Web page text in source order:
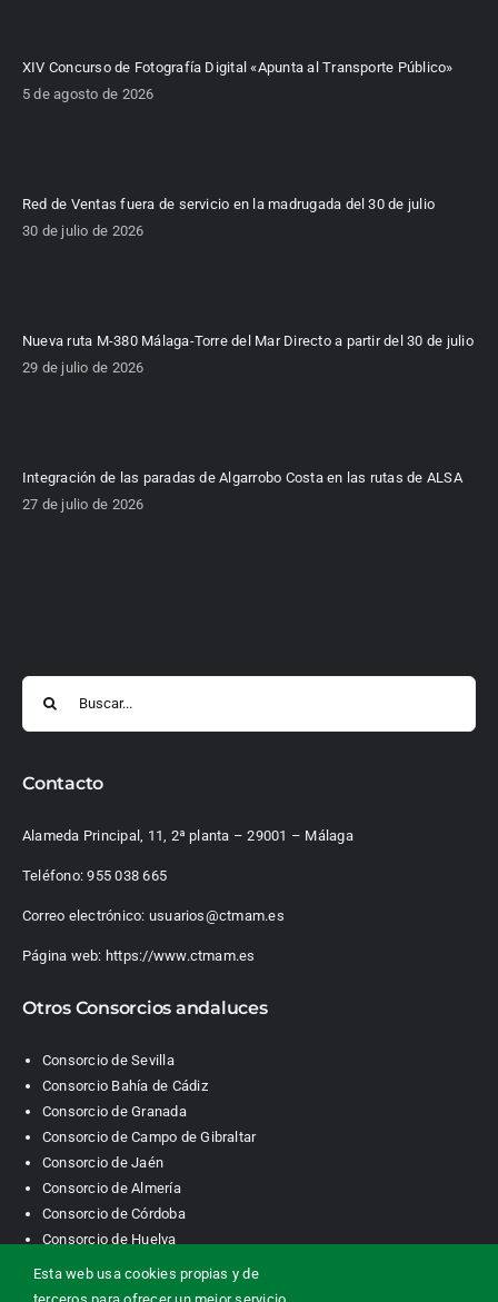
XIV Concurso de Fotografía Digital «Apunta al Transporte Público»
5 de agosto de 2026
Red de Ventas fuera de servicio en la madrugada del 30 de julio
30 de julio de 2026
Nueva ruta M-380 Málaga-Torre del Mar Directo a partir del 30 de julio
29 de julio de 2026
Integración de las paradas de Algarrobo Costa en las rutas de ALSA
27 de julio de 2026
Buscar:
Contacto
Alameda Principal, 11, 2ª planta – 29001 – Málaga
Teléfono:955 038 665
Correo electrónico: usuarios@ctmam.es
Página web: https://www.ctmam.es
Otros Consorcios andaluces
Consorcio de Sevilla
Consorcio Bahía de Cádiz
Consorcio de Granada
Consorcio de Campo de Gibraltar
Consorcio de Jaén
Consorcio de Almería
Consorcio de Córdoba
Consorcio de Huelva
Esta web usa cookies propias y de